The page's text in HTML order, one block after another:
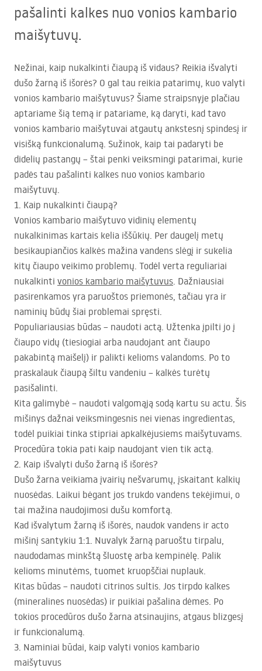
pašalinti kalkes nuo vonios kambario
maišytuvų.
Nežinai, kaip nukalkinti čiaupą iš vidaus? Reikia išvalyti
dušo žarną iš išorės? O gal tau reikia patarimų, kuo valyti
vonios kambario maišytuvus? Šiame straipsnyje plačiau
aptariame šią temą ir patariame, ką daryti, kad tavo
vonios kambario maišytuvai atgautų ankstesnį spindesį ir
visišką funkcionalumą. Sužinok, kaip tai padaryti be
didelių pastangų – štai penki veiksmingi patarimai, kurie
padės tau pašalinti kalkes nuo vonios kambario
maišytuvų.
1. Kaip nukalkinti čiaupą?
Vonios kambario maišytuvo vidinių elementų
nukalkinimas kartais kelia iššūkių. Per daugelį metų
besikaupiančios kalkės mažina vandens slėgį ir sukelia
kitų čiaupo veikimo problemų. Todėl verta reguliariai
nukalkinti vonios kambario maišytuvus. Dažniausiai
pasirenkamos yra paruoštos priemonės, tačiau yra ir
naminių būdų šiai problemai spręsti.
Populiariausias būdas – naudoti actą. Užtenka įpilti jo į
čiaupo vidų (tiesiogiai arba naudojant ant čiaupo
pakabintą maišelį) ir palikti kelioms valandoms. Po to
praskalauk čiaupą šiltu vandeniu – kalkės turėtų
pasišalinti.
Kita galimybė – naudoti valgomąją sodą kartu su actu. Šis
mišinys dažnai veiksmingesnis nei vienas ingredientas,
todėl puikiai tinka stipriai apkalkėjusiems maišytuvams.
Procedūra tokia pati kaip naudojant vien tik actą.
2. Kaip išvalyti dušo žarną iš išorės?
Dušo žarna veikiama įvairių nešvarumų, įskaitant kalkių
nuosėdas. Laikui bėgant jos trukdo vandens tekėjimui, o
tai mažina naudojimosi dušu komfortą.
Kad išvalytum žarną iš išorės, naudok vandens ir acto
mišinį santykiu 1:1. Nuvalyk žarną paruoštu tirpalu,
naudodamas minkštą šluostę arba kempinėlę. Palik
kelioms minutėms, tuomet kruopščiai nuplauk.
Kitas būdas – naudoti citrinos sultis. Jos tirpdo kalkes
(mineralines nuosėdas) ir puikiai pašalina dėmes. Po
tokios procedūros dušo žarna atsinaujins, atgaus blizgesį
ir funkcionalumą.
3. Naminiai būdai, kaip valyti vonios kambario
maišytuvus